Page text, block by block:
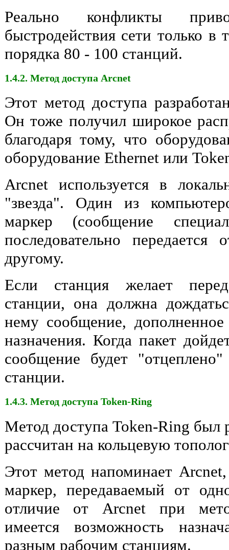
Реально конфликты
быстродействия сети только в
порядка 80 - 100 станций.
1.4.2. Метод доступа Arcnet
Этот метод доступа
Он тоже получил широкое
благодаря тому, что
оборудование Ethernet или
Arcnet используется в
"звезда". Один из
маркер (сообщение
последовательно
другому.
Если станция желает
станции, она должна
нему сообщение,
назначения. Когда пакет
сообщение будет
станции.
1.4.3. Метод доступа Token-Ring
Метод доступа Token-Ring был
рассчитан на кольцевую
Этот метод напоминает
маркер, передаваемый от
отличие от Arcnet при
имеется возможность
разным рабочим станциям.